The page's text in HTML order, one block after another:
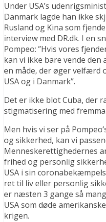
Under USA’s
Danmark lagde han ikke
Rusland og Kina som
interview med DR.dk. I en
Pompeo: ”Hvis vores
kan vi ikke bare vende den
en måde, der øger velfærd
USA og i Danmark”.
Det er ikke blot Cuba, der
stigmatisering med
Men hvis vi ser på
og sikkerhed, kan vi
Menneskerettighedernes
frihed og personlig
USA i sin
ret til liv eller personlig
er næsten 3 gange så
USA som døde
krigen.